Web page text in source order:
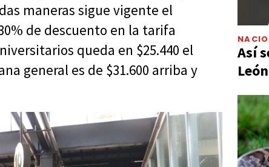
maneras sigue vigente el
de descuento en la tarifa
queda en $25.440 el
general es de $31.600 arriba y
Así